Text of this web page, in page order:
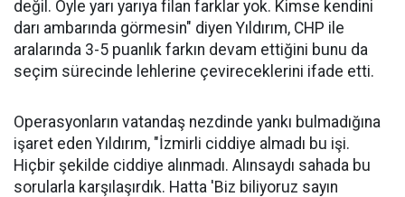
değil. Öyle yarı yarıya filan farklar yok. Kimse kendini
darı ambarında görmesin" diyen Yıldırım, CHP ile
aralarında 3-5 puanlık farkın devam ettiğini bunu da
seçim sürecinde lehlerine çevireceklerini ifade etti.
Operasyonların vatandaş nezdinde yankı bulmadığına
işaret eden Yıldırım, "İzmirli ciddiye almadı bu işi.
Hiçbir şekilde ciddiye alınmadı. Alınsaydı sahada bu
sorularla karşılaşırdık. Hatta 'Biz biliyoruz sayın